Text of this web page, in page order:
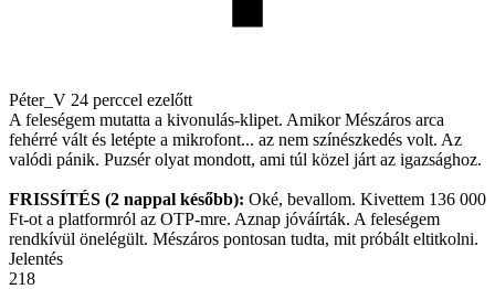
Péter_V 24 perccel ezelőtt
A feleségem mutatta a kivonulás-klipet. Amikor Mészáros arca
fehérré vált és letépte a mikrofont... az nem színészkedés volt. Az
valódi pánik. Puzsér olyat mondott, ami túl közel járt az igazsághoz.
FRISSÍTÉS (2 nappal később): Oké, bevallom. Kivettem 136 000
Ft-ot a platformról az OTP-mre. Aznap jóváírták. A feleségem
rendkívül önelégült. Mészáros pontosan tudta, mit próbált eltitkolni.
Jelentés
218